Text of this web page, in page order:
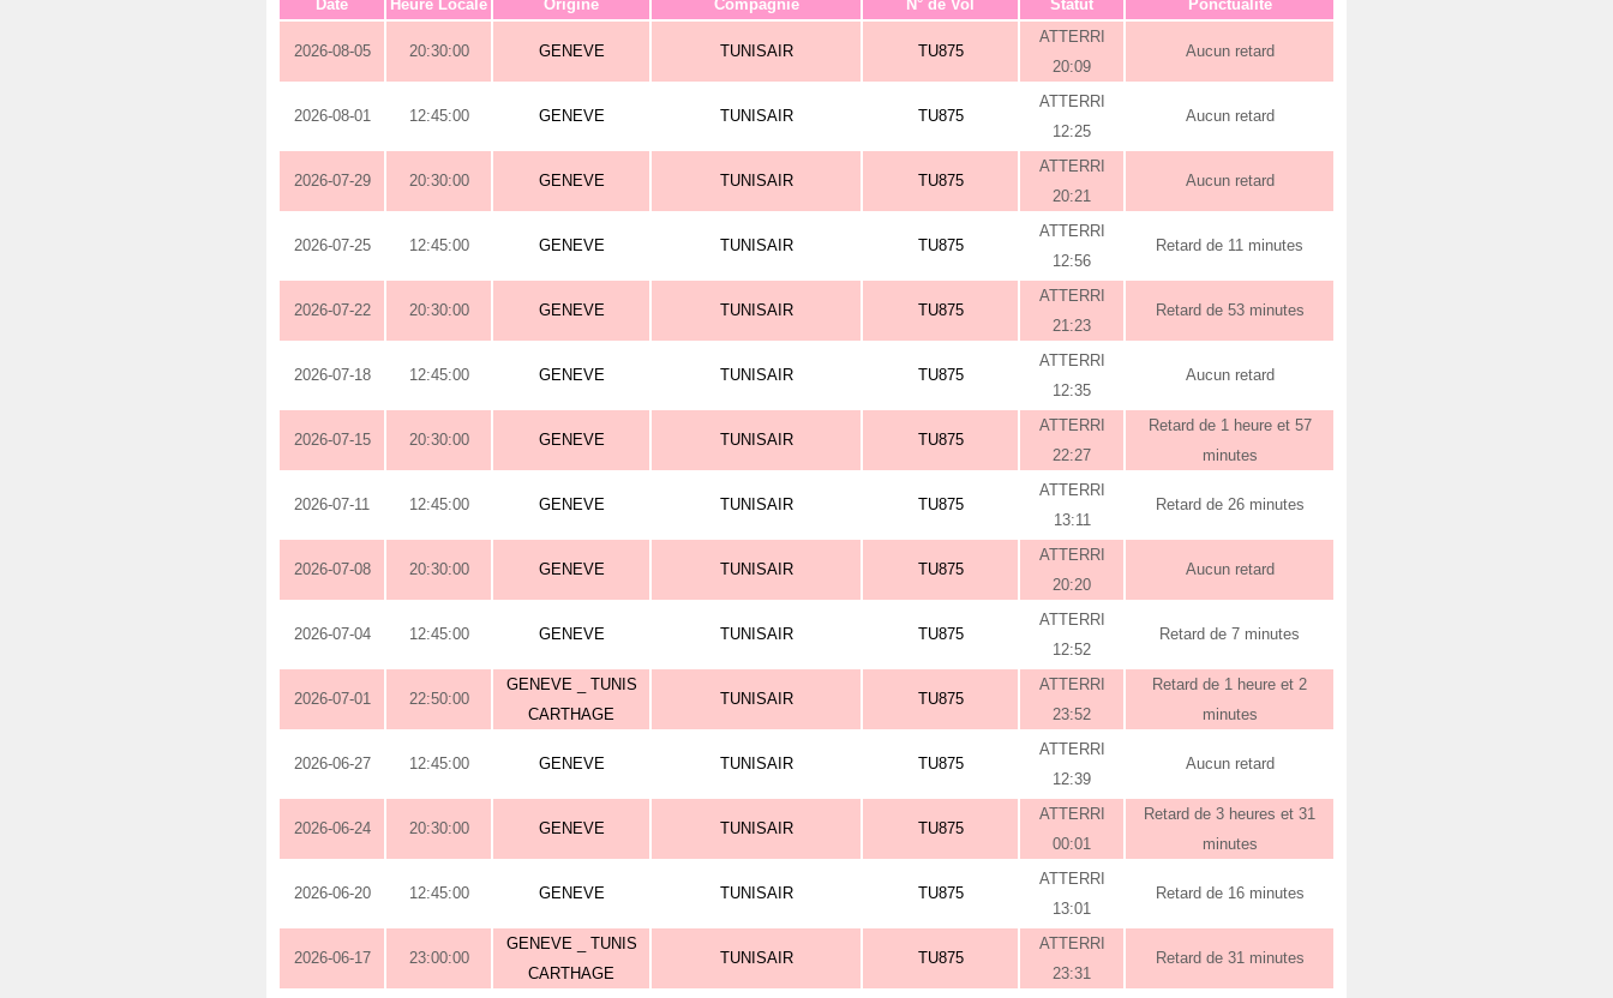
Date Heure Locale Origine Compagnie N° de Vol Statut Ponctualité
2026-08-05 20:30:00 GENEVE TUNISAIR TU875
ATTERRI
20:09
Aucun retard
2026-08-01 12:45:00 GENEVE TUNISAIR TU875
ATTERRI
12:25
Aucun retard
2026-07-29 20:30:00 GENEVE TUNISAIR TU875
ATTERRI
20:21
Aucun retard
2026-07-25 12:45:00 GENEVE TUNISAIR TU875
ATTERRI
12:56
Retard de 11 minutes
2026-07-22 20:30:00 GENEVE TUNISAIR TU875
ATTERRI
21:23
Retard de 53 minutes
2026-07-18 12:45:00 GENEVE TUNISAIR TU875
ATTERRI
12:35
Aucun retard
2026-07-15 20:30:00 GENEVE TUNISAIR TU875
ATTERRI
22:27
Retard de 1 heure et 57
minutes
2026-07-11 12:45:00 GENEVE TUNISAIR TU875
ATTERRI
13:11
Retard de 26 minutes
2026-07-08 20:30:00 GENEVE TUNISAIR TU875
ATTERRI
20:20
Aucun retard
2026-07-04 12:45:00 GENEVE TUNISAIR TU875
ATTERRI
12:52
Retard de 7 minutes
2026-07-01 22:50:00
GENEVE _ TUNIS
CARTHAGE
TUNISAIR TU875
ATTERRI
23:52
Retard de 1 heure et 2
minutes
2026-06-27 12:45:00 GENEVE TUNISAIR TU875
ATTERRI
12:39
Aucun retard
2026-06-24 20:30:00 GENEVE TUNISAIR TU875
ATTERRI
00:01
Retard de 3 heures et 31
minutes
2026-06-20 12:45:00 GENEVE TUNISAIR TU875
ATTERRI
13:01
Retard de 16 minutes
2026-06-17 23:00:00
GENEVE _ TUNIS
CARTHAGE
TUNISAIR TU875
ATTERRI
23:31
Retard de 31 minutes